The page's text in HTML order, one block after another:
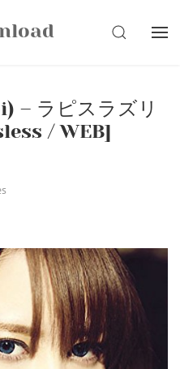
SEARCH
– ラピスラズリ
/ WEB]